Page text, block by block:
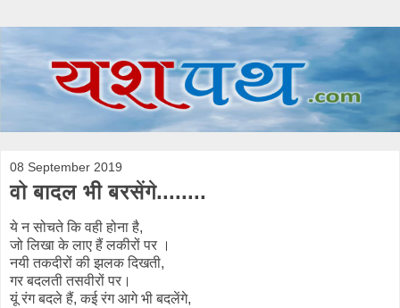
08 September 2019
वो बादल भी बरसेंगे........
ये न सोचते कि वही होना है,
जो लिखा के लाए हैं लकीरों पर ।
नयी तकदीरों की झलक दिखती,
गर बदलती तसवीरों पर।
यूं रंग बदले हैं, कई रंग आगे भी बदलेंगे,